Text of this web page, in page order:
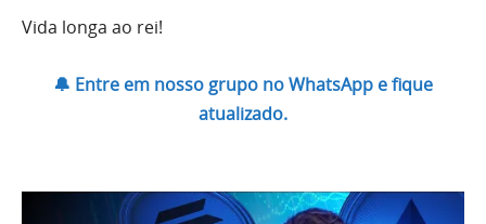
Vida longa ao rei!
🔔 Entre em nosso grupo no WhatsApp e fique
atualizado.